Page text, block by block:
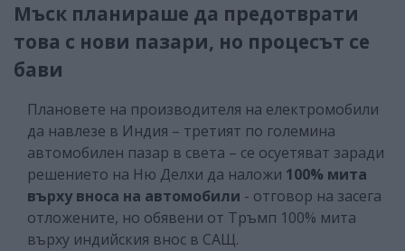
Мъск планираше да предотврати
това с нови пазари, но процесът се
бави
Плановете на производителя на електромобили
да навлезе в Индия – третият по големина
автомобилен пазар в света – се осуетяват заради
решението на Ню Делхи да наложи 100% мита
върху вноса на автомобили - отговор на засега
отложените, но обявени от Тръмп 100% мита
върху индийския внос в САЩ.